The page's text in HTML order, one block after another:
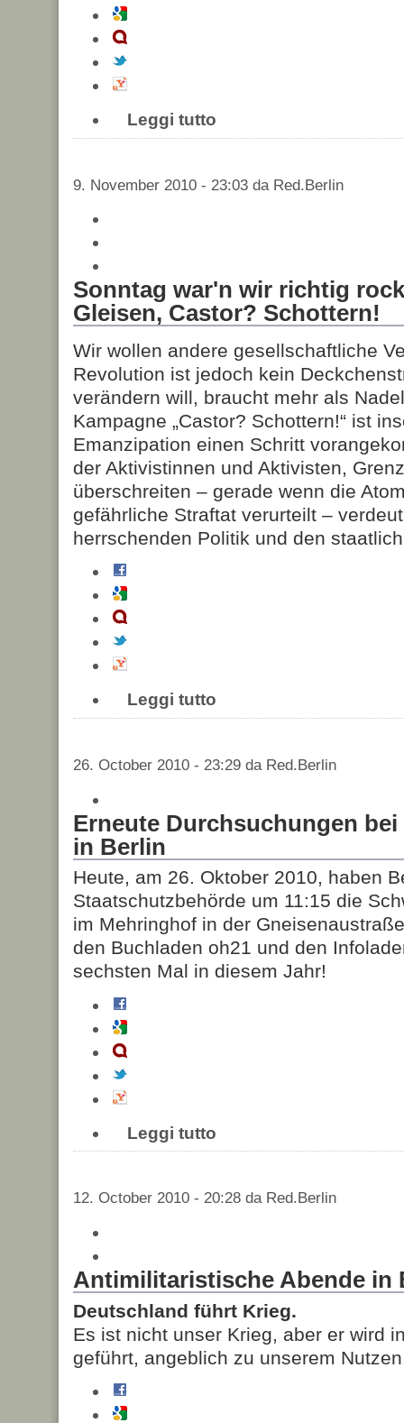
Leggi tutto
9. November 2010 - 23:03 da Red.Berlin
Sonntag war'n wir richtig
Gleisen, Castor? Schottern!
Wir wollen andere gesellschaftliche
Revolution ist jedoch kein
verändern will, braucht mehr als
Kampagne „Castor? Schottern!“ ist
Emanzipation einen Schritt
der Aktivistinnen und Aktivisten,
überschreiten – gerade wenn die
gefährliche Straftat verurteilt –
herrschenden Politik und den
Leggi tutto
26. October 2010 - 23:29 da Red.Berlin
Erneute Durchsuchungen
in Berlin
Heute, am 26. Oktober 2010, haben
Staatschutzbehörde um 11:15 die
im Mehringhof in der
den Buchladen oh21 und den
sechsten Mal in diesem Jahr!
Leggi tutto
12. October 2010 - 20:28 da Red.Berlin
Antimilitaristische Abende in
Deutschland führt Krieg.
Es ist nicht unser Krieg, aber er wird
geführt, angeblich zu unserem